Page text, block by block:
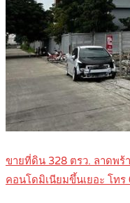
ขายที่ดิน 328 ตรว. ลาดพ
คอนโดมิเนียมขึ้นเยอะ โท